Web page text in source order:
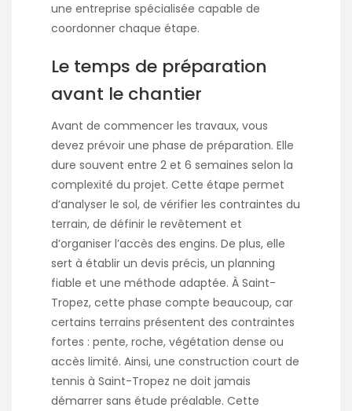
une entreprise spécialisée capable de
coordonner chaque étape.
Le temps de préparation
avant le chantier
Avant de commencer les travaux, vous
devez prévoir une phase de préparation. Elle
dure souvent entre 2 et 6 semaines selon la
complexité du projet. Cette étape permet
d’analyser le sol, de vérifier les contraintes du
terrain, de définir le revêtement et
d’organiser l’accès des engins. De plus, elle
sert à établir un devis précis, un planning
fiable et une méthode adaptée. À Saint-
Tropez, cette phase compte beaucoup, car
certains terrains présentent des contraintes
fortes : pente, roche, végétation dense ou
accès limité. Ainsi, une construction court de
tennis à Saint-Tropez ne doit jamais
démarrer sans étude préalable. Cette